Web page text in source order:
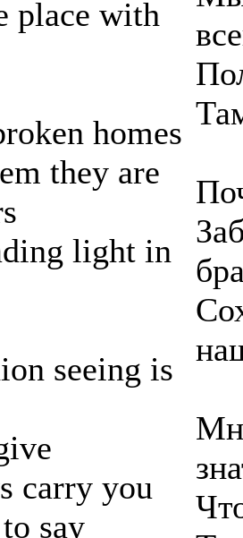
place with
homes
they are
light in
seeing is
carry you
say